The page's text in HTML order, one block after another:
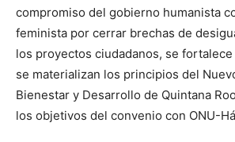
compromiso del gobierno humanista
feminista por cerrar brechas de
los proyectos ciudadanos, se
se materializan los principios del
Bienestar y Desarrollo de Quintana
los objetivos del convenio con ONU-